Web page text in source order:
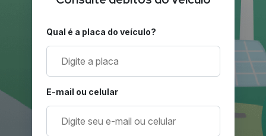
Qual é a placa do veículo?
E-mail ou celular